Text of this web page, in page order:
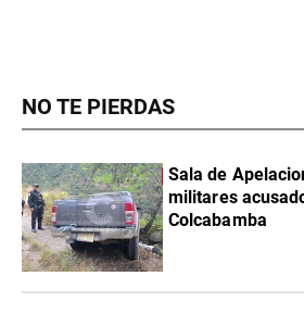
NO TE PIERDAS
Sala de
militares
Colcabamba